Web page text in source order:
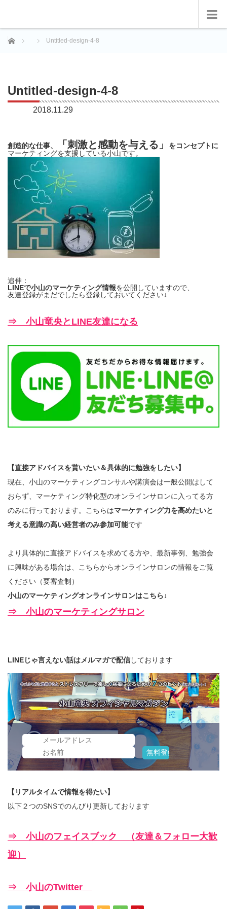
ホーム Untitled-design-4-8
Untitled-design-4-8
2018.11.29
創造的な仕事、 「刺激と感動を与える」
をコンセプトに
マーケティングを支援している小山です。
追伸：
LINEで小山のマーケティング情報を公開していますので、
友達登録がまだでしたら登録しておいてください↓
⇒ 小山竜央とLINE友達になる
【直接アドバイスを貰いたい＆具体的に勉強をしたい】
現在、小山のマーケティングコンサルや講演会は一般公開はして
おらず、マーケティング特化型のオンラインサロンに入ってる方
のみに行っております。こちらはマーケティング力を高めたいと
考える意識の高い経営者のみ参加可能です
より具体的に直接アドバイスを求めてる方や、最新事例、勉強会
に興味がある場合は、こちらからオンラインサロンの情報をご覧
ください（要審査制）
小山のマーケティングオンラインサロンはこちら↓
⇒ 小山のマーケティングサロン
LINEじゃ言えない話はメルマガで配信しております
【リアルタイムで情報を得たい】
以下２つのSNSでのんびり更新しております
⇒ 小山のフェイスブック （友達＆フォロー大歓
迎）
⇒ 小山のTwitter